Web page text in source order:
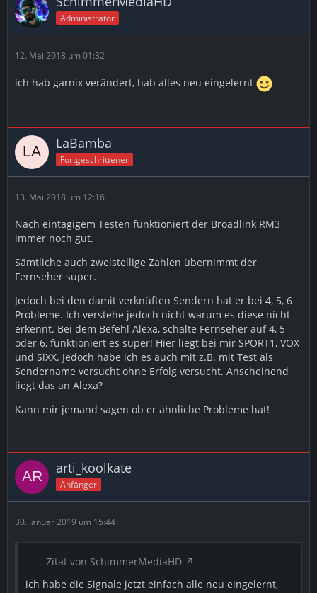
Administrator
12. Mai 2018 um 01:32
ich hab garnix verändert, hab alles neu eingelernt
LaBamba
Fortgeschrittener
13. Mai 2018 um 12:16
Nach eintägigem Testen funktioniert der Broadlink RM3
immer noch gut.
Sämtliche auch zweistellige Zahlen übernimmt der
Fernseher super.
Jedoch bei den damit verknüften Sendern hat er bei 4, 5, 6
Probleme. Ich verstehe jedoch nicht warum es diese nicht
erkennt. Bei dem Befehl Alexa, schalte Fernseher auf 4, 5
oder 6, funktioniert es super! Hier liegt bei mir SPORT1, VOX
und SiXX. Jedoch habe ich es auch mit z.B. mit Test als
Sendername versucht ohne Erfolg versucht. Anscheinend
liegt das an Alexa?
Kann mir jemand sagen ob er ähnliche Probleme hat!
arti_koolkate
Anfänger
30. Januar 2019 um 15:44
Zitat von SchimmerMediaHD
ich habe die Signale jetzt einfach alle neu eingelernt,